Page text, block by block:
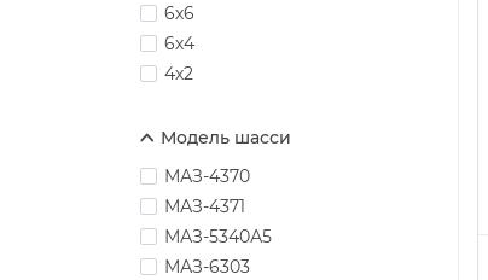
6х6
6х4
4х2
Модель шасси
МАЗ-4370
МАЗ-4371
МАЗ-5340А5
МАЗ-6303